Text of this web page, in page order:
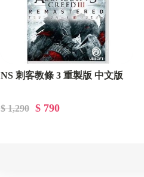
NS 刺客教條 3 重製版 中文版
$ 1,290 $ 790